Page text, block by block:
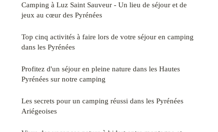
Camping à Luz Saint Sauveur - Un lieu de séjour et de
jeux au cœur des Pyrénées
Top cinq activités à faire lors de votre séjour en camping
dans les Pyrénées
Profitez d'un séjour en pleine nature dans les Hautes
Pyrénées sur notre camping
Les secrets pour un camping réussi dans les Pyrénées
Ariégeoises